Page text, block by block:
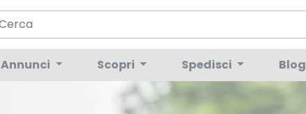
Annunci Scopri Spedisci Blog